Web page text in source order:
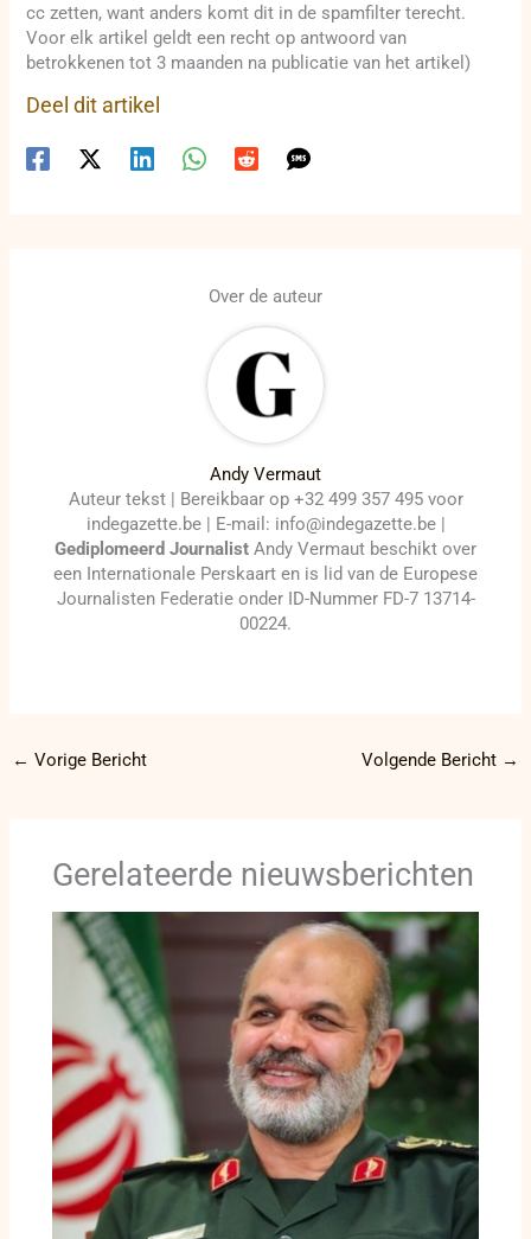
cc zetten, want anders komt dit in de spamfilter terecht.
Voor elk artikel geldt een recht op antwoord van
betrokkenen tot 3 maanden na publicatie van het artikel)
Deel dit artikel
Over de auteur
Andy Vermaut
Auteur tekst | Bereikbaar op +32 499 357 495 voor
indegazette.be | E-mail: info@indegazette.be |
Gediplomeerd Journalist Andy Vermaut beschikt over
een Internationale Perskaart en is lid van de Europese
Journalisten Federatie onder ID-Nummer FD-7 13714-
00224.
← Vorige Bericht Volgende Bericht →
Gerelateerde nieuwsberichten